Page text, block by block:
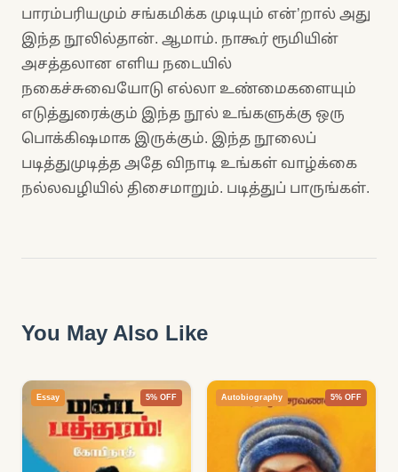
பாரம்பரியமும் சங்கமிக்க முடியும் என்’றால் அது
இந்த நூலில்தான். ஆமாம். நாகூர் ரூமியின்
அசத்தலான எளிய நடையில்
நகைச்சுவையோடு எல்லா உண்மைகளையும்
எடுத்துரைக்கும் இந்த நூல் உங்களுக்கு ஒரு
பொக்கிஷமாக இருக்கும். இந்த நூலைப்
படித்துமுடித்த அதே விநாடி உங்கள் வாழ்க்கை
நல்லவழியில் திசைமாறும். படித்துப் பாருங்கள்.
You May Also Like
Essay 5% OFF Autobiography 5% OFF